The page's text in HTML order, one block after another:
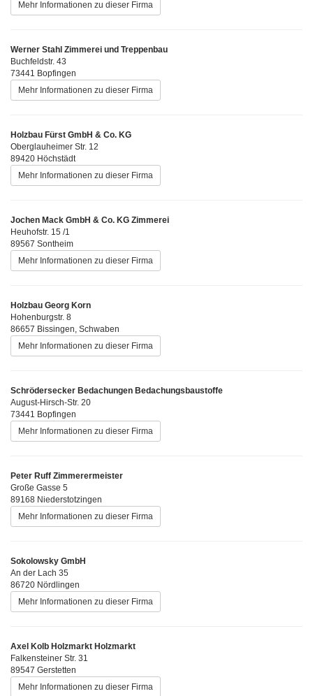
Mehr Informationen zu dieser Firma
Werner Stahl Zimmerei und Treppenbau
Buchfeldstr. 43
73441 Bopfingen
Mehr Informationen zu dieser Firma
Holzbau Fürst GmbH & Co. KG
Oberglauheimer Str. 12
89420 Höchstädt
Mehr Informationen zu dieser Firma
Jochen Mack GmbH & Co. KG Zimmerei
Heuhofstr. 15 /1
89567 Sontheim
Mehr Informationen zu dieser Firma
Holzbau Georg Korn
Hohenburgstr. 8
86657 Bissingen, Schwaben
Mehr Informationen zu dieser Firma
Schrödersecker Bedachungen Bedachungsbaustoffe
August-Hirsch-Str. 20
73441 Bopfingen
Mehr Informationen zu dieser Firma
Peter Ruff Zimmerermeister
Große Gasse 5
89168 Niederstotzingen
Mehr Informationen zu dieser Firma
Sokolowsky GmbH
An der Lach 35
86720 Nördlingen
Mehr Informationen zu dieser Firma
Axel Kolb Holzmarkt Holzmarkt
Falkensteiner Str. 31
89547 Gerstetten
Mehr Informationen zu dieser Firma